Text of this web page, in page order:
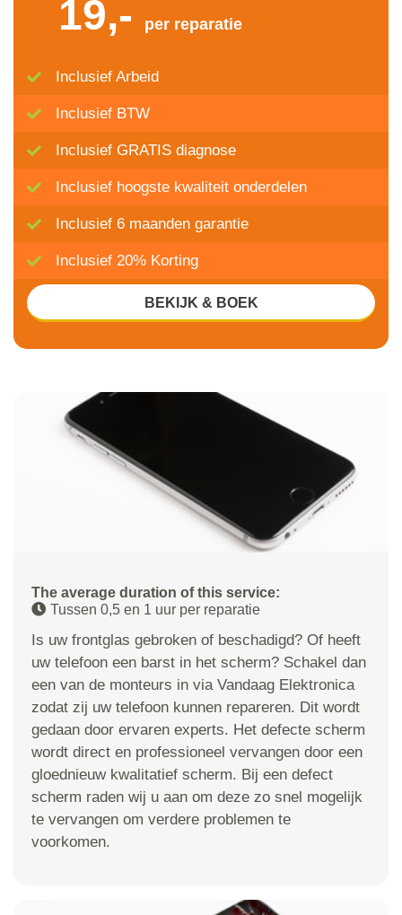
The average duration of this service:
Tussen 0,5 en 1 uur per reparatie
Is uw frontglas gebroken of beschadigd? Of heeft
uw telefoon een barst in het scherm? Schakel dan
een van de monteurs in via Vandaag Elektronica
zodat zij uw telefoon kunnen repareren. Dit wordt
gedaan door ervaren experts. Het defecte scherm
wordt direct en professioneel vervangen door een
gloednieuw kwalitatief scherm. Bij een defect
scherm raden wij u aan om deze zo snel mogelijk
te vervangen om verdere problemen te
voorkomen.
19,- per reparatie
Inclusief Arbeid
Inclusief BTW
Inclusief GRATIS diagnose
Inclusief hoogste kwaliteit onderdelen
Inclusief 6 maanden garantie
Inclusief 20% Korting
BEKIJK & BOEK